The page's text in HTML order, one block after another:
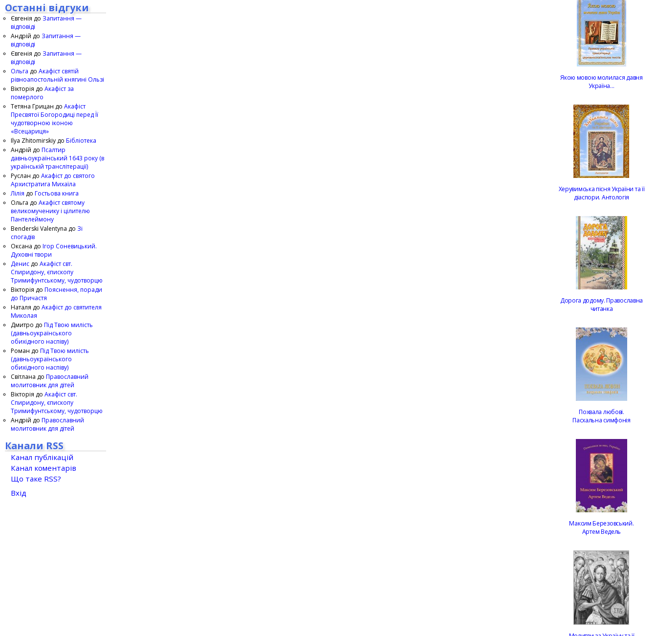
Останні відгуки
Євгенія до Запитання —
відповіді
Андрій до Запитання —
відповіді
Євгенія до Запитання —
відповіді
Ольга до Акафіст святій
рівноапостольній княгині Ользі
Вікторія до Акафіст за
померлого
Тетяна Грицан до Акафіст
Пресвятої Богородиці перед Її
чудотворною іконою
«Всецариця»
Ilya Zhitomirskiy до Бібліотека
Андрій до Псалтир
давньоукраїнський 1643 року (в
українській транслітерації)
Руслан до Акафіст до святого
Архистратига Михаїла
Лілія до Гостьова книга
Ольга до Акафіст святому
великомученику і цілителю
Пантелеймону
Benderski Valentyna до Зі
спогадів
Оксана до Ігор Соневицький.
Духовні твори
Денис до Акафіст свт.
Спиридону, єпископу
Тримифунтському, чудотворцю
Вікторія до Пояснення, поради
до Причастя
Наталя до Акафіст до святителя
Миколая
Дмитро до Під Твою милість
(давньоукраїнського
обихідного наспіву)
Роман до Під Твою милість
(давньоукраїнського
обихідного наспіву)
Світлана до Православний
молитовник для дітей
Вікторія до Акафіст свт.
Спиридону, єпископу
Тримифунтському, чудотворцю
Андрій до Православний
молитовник для дітей
Канали RSS
Канал публікацій
Канал коментарів
Що таке RSS?
Вхід
Якою мовою молилася давня
Україна…
Херувимська пісня України та її
діаспори. Антологія
Дорога додому. Православна
читанка
Похвала любові.
Пасхальна симфонія
Максим Березовський.
Артем Ведель